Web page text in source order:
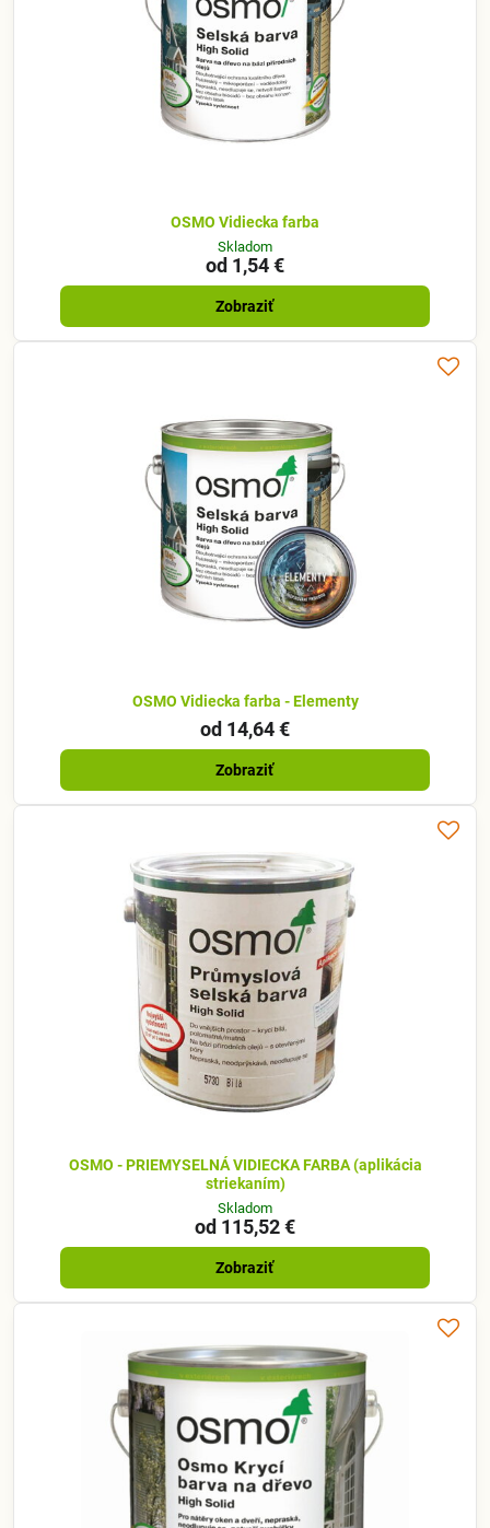
OSMO Vidiecka farba
Skladom
od 1,54 €
Zobraziť
OSMO Vidiecka farba - Elementy
od 14,64 €
Zobraziť
OSMO - PRIEMYSELNÁ VIDIECKA FARBA (aplikácia
striekaním)
Skladom
od 115,52 €
Zobraziť